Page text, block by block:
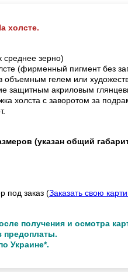
холсте.
среднее зерно)
(фирменный пигмент без
объемным гелем или
защитным акриловым
холста с заворотом за
(указан общий
под заказ (Заказать свою
получения и осмотра
предоплаты.
Украине*.